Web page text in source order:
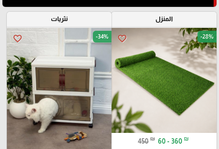
المنزل
favorite_border -28%
450 ₪ 60 - 360 ₪
نثريات
favorite_border -34%